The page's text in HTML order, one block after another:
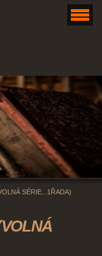
SÉRIE...1ŘADA)